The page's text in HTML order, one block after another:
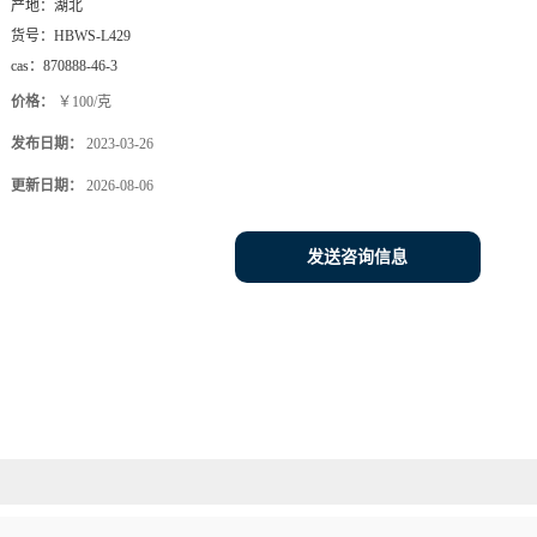
产地： 湖北
货号： HBWS-L429
cas： 870888-46-3
价格： ￥100/克
发布日期： 2023-03-26
更新日期： 2026-08-06
发送咨询信息